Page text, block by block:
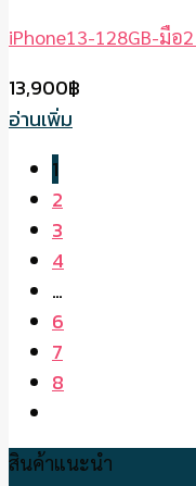
iPhone13-128GB-มือ
13,900฿
อ่านเพิ่ม
1
2
3
4
…
6
7
8
สินค้าแนะนำ